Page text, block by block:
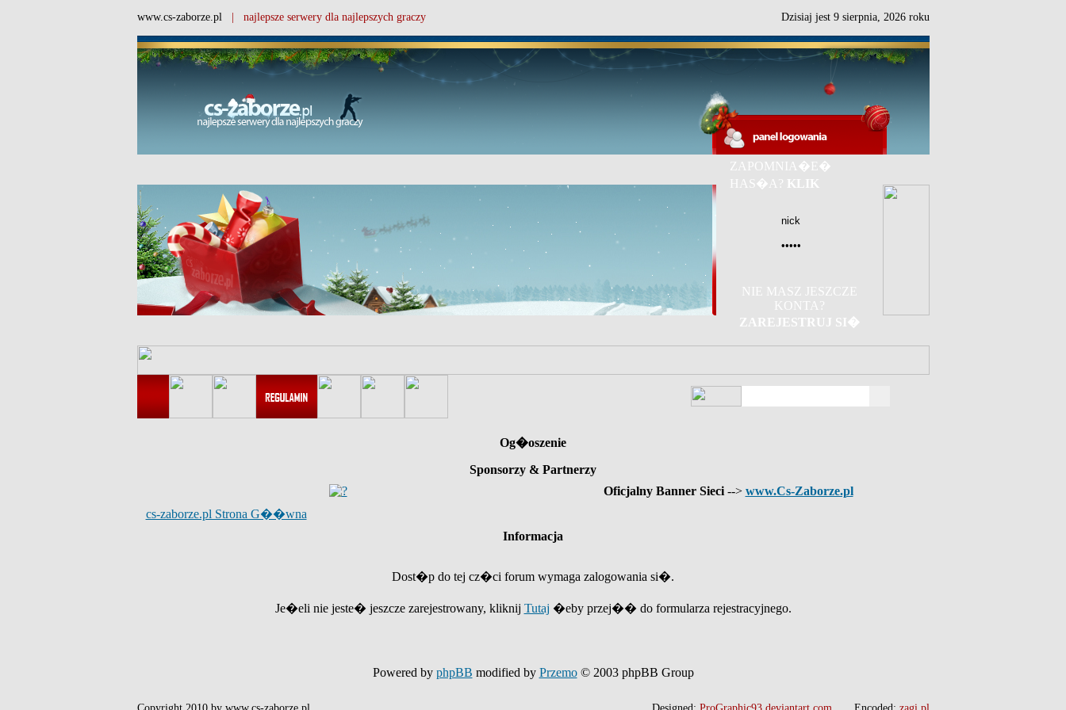
www.cs-zaborze.pl | najlepsze serwery dla najlepszych graczy Dzisiaj jest 9 sierpnia, 2026 roku
ZAPOMNIA�E�
HAS�A? KLIK
NIE MASZ JESZCZE
KONTA?
ZAREJESTRUJ SI�
Og�oszenie
Sponsorzy & Partnerzy
Oficjalny Banner Sieci --> www.Cs-Zaborze.pl
cs-zaborze.pl Strona G��wna
Informacja
Dost�p do tej cz�ci forum wymaga zalogowania si�.
Je�eli nie jeste� jeszcze zarejestrowany, kliknij Tutaj �eby przej�� do formularza rejestracyjnego.
Powered by phpBB modified by Przemo© 2003 phpBB Group